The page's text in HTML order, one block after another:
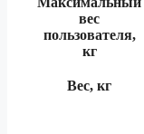
вес
пользователя,
кг
Вес, кг